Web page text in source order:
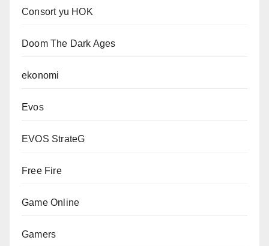
Consort yu HOK
Doom The Dark Ages
ekonomi
Evos
EVOS StrateG
Free Fire
Game Online
Gamers